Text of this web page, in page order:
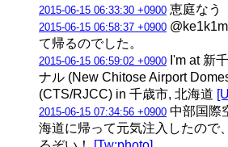
2015-06-15 06:33:30 +0900 恵庭なう
2015-06-15 06:58:37 +0900
て帰るのでした。
2015-06-15 06:59:02 +0900 I'm at 新
ナル (New Chitose Airport
(CTS/RJCC) in 千歳市, 北海道
2015-06-15 07:34:56 +0900 中部国際
海道に帰って元気注入したので